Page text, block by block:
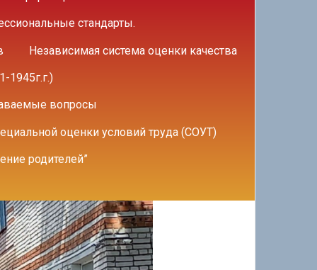
стандарты.
Независимая система оценки качества
1945г.г.)
вопросы
оценки условий труда (СОУТ)
родителей”